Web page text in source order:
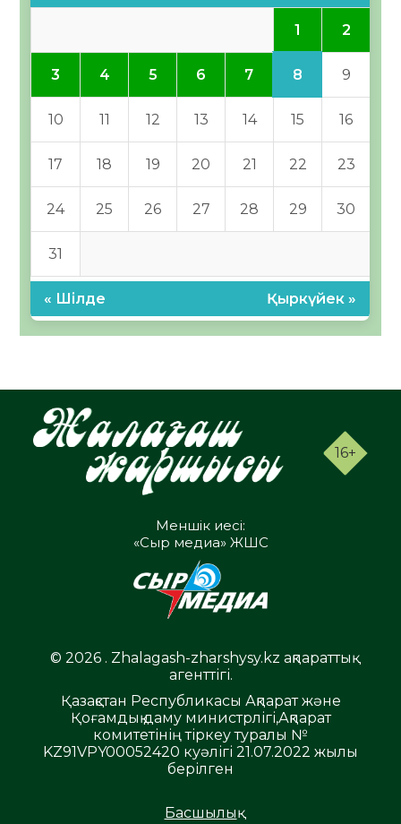
1 2
3 4 5 6 7 8 9
10 11 12 13 14 15 16
17 18 19 20 21 22 23
24 25 26 27 28 29 30
31
« Шілде Қыркүйек »
16+
Меншік иесі:
«Сыр медиа» ЖШС
© 2026 . Zhalagash-zharshysy.kz ақпараттық
агенттігі.
Қазақстан Республикасы Ақпарат және
Қоғамдық даму министрлігі,Ақпарат
комитетінің тіркеу туралы №
KZ91VPY00052420 куәлігі 21.07.2022 жылы
берілген
Басшылық